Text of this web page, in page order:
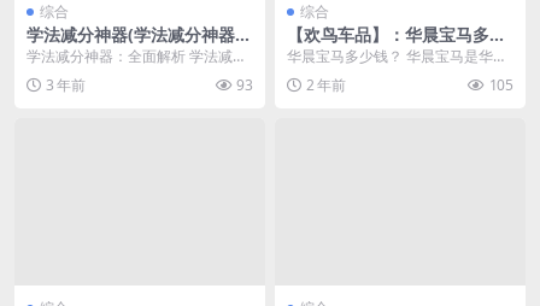
综合
学法减分神器(学法减分神器一
扫就出)
学法减分神器：全面解析 学法减分
神器是一款为学生提供学习辅助的
工具，旨在帮助学生...
3 年前 93
综合
【欢鸟车品】：华晨宝马多少
钱(华晨宝马多少钱一辆)
华晨宝马多少钱？ 华晨宝马是华晨
汽车和宝马联合生产的一款豪华轿
车。这款车型在市场...
2 年前 105